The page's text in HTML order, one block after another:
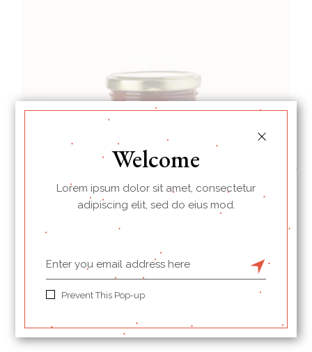
Plum
$
Welcome
Lorem ipsum dolor sit amet, consectetur
adipiscing elit, sed do eius mod.
Prevent This Pop-up